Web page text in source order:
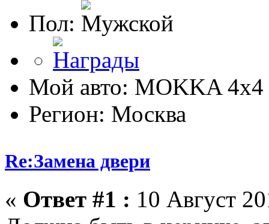
Пол:
Мой авто: MOKKA 4x4
Регион: Москва
Re:Замена двери
« Ответ #1 : 10 Август